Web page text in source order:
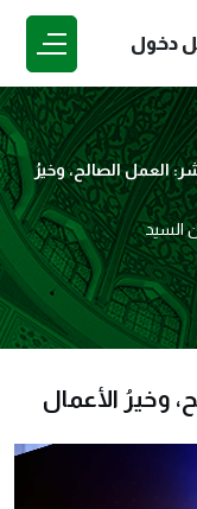
دخول
العمل الصالح، وخيرُ
السيد
وخيرُ الأعمال